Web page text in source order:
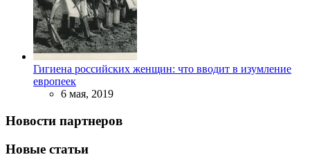
Гигиена российских женщин: что вводит в изумление
европеек
6 мая, 2019
Новости партнеров
Новые статьи